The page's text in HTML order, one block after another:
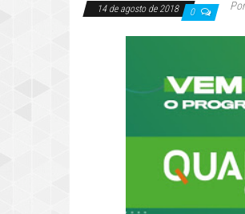
14 de agosto de 2018 0 Por